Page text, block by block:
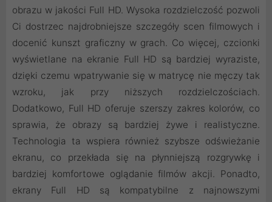
obrazu w jakości Full HD. Wysoka rozdzielczość pozwoli
Ci dostrzec najdrobniejsze szczegóły scen filmowych i
docenić kunszt graficzny w grach. Co więcej, czcionki
wyświetlane na ekranie Full HD są bardziej wyraziste,
dzięki czemu wpatrywanie się w matrycę nie męczy tak
wzroku, jak przy niższych rozdzielczościach.
Dodatkowo, Full HD oferuje szerszy zakres kolorów, co
sprawia, że obrazy są bardziej żywe i realistyczne.
Technologia ta wspiera również szybsze odświeżanie
ekranu, co przekłada się na płynniejszą rozgrywkę i
bardziej komfortowe oglądanie filmów akcji. Ponadto,
ekrany Full HD są kompatybilne z najnowszymi